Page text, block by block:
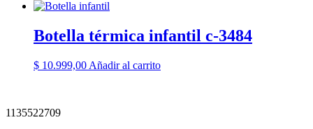
Botella térmica infantil c-3484
$ 10.999,00 Añadir al carrito
1135522709